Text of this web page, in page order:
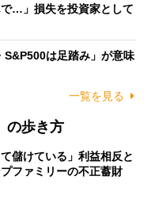
で…」損失を投資家として
S&P500は足踏み」が意味
一覧を見る
の歩き方
儲けている」利益相反と
ファミリーの不正蓄財